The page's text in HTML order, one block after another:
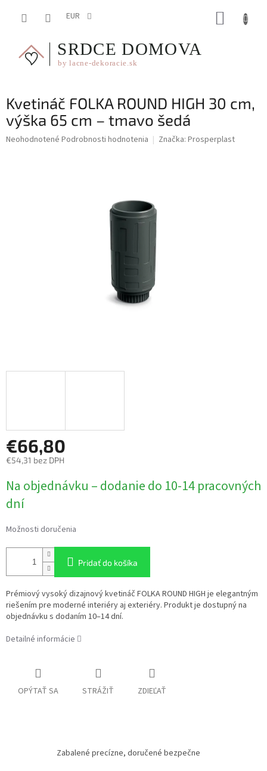
EUR
Kvetináč FOLKA ROUND HIGH 30 cm,
výška 65 cm – tmavo šedá
Priemerné
Neohodnotené Podrobnosti hodnotenia Značka: Prosperplast
€66,80
€54,31 bez DPH
cena:
Na objednávku – dodanie do 10-14 pracovných
dní
Možnosti doručenia
Pridať do košíka
Prémiový vysoký dizajnový kvetináč FOLKA ROUND HIGH je elegantným
riešením pre moderné interiéry aj exteriéry. Produkt je dostupný na
objednávku s dodaním 10–14 dní.
Detailné informácie
OPÝTAŤ SA STRÁŽIŤ ZDIEĽAŤ
Zabalené precízne, doručené bezpečne